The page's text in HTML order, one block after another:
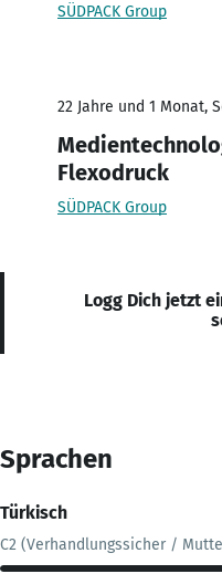
SÜDPACK Group
22 Jahre und 1 Monat,
Flexodruck
SÜDPACK Group
Logg Dich jetzt
Sprachen
Türkisch
C2 (Verhandlungssicher /